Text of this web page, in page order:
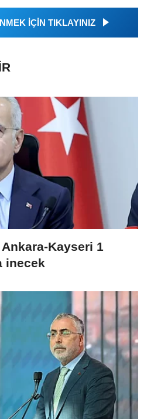
İÇİN TIKLAYINIZ
Kayseri 1
inecek